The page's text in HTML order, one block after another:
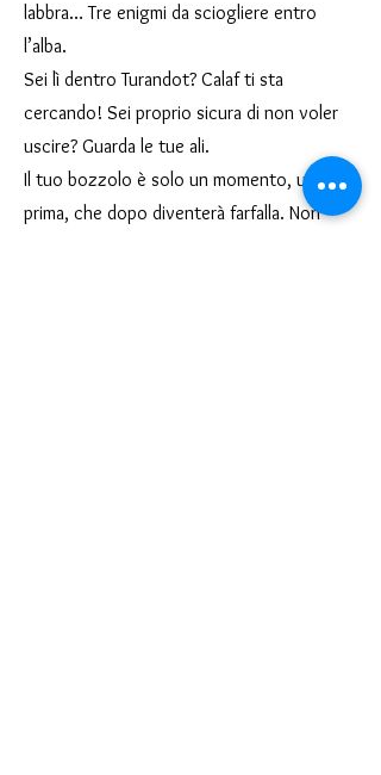
labbra… Tre enigmi da sciogliere entro
l’alba.
Sei lì dentro Turandot? Calaf ti sta
cercando! Sei proprio sicura di non voler
uscire? Guarda le tue ali.
Il tuo bozzolo è solo un momento, un
prima, che dopo diventerà farfalla. Non